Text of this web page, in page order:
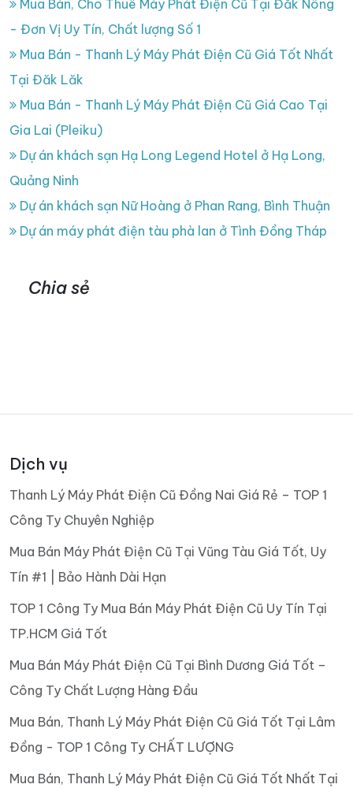
Mua Bán, Cho Thuê Máy Phát Điện Cũ Tại Đăk Nông
- Đơn Vị Uy Tín, Chất lượng Số 1
Mua Bán - Thanh Lý Máy Phát Điện Cũ Giá Tốt Nhất
Tại Đăk Lăk
Mua Bán - Thanh Lý Máy Phát Điện Cũ Giá Cao Tại
Gia Lai (Pleiku)
Dự án khách sạn Hạ Long Legend Hotel ở Hạ Long,
Quảng Ninh
Dự án khách sạn Nữ Hoàng ở Phan Rang, Bình Thuận
Dự án máy phát điện tàu phà lan ở Tình Đồng Tháp
Chia sẻ
Dịch vụ
Thanh Lý Máy Phát Điện Cũ Đồng Nai Giá Rẻ – TOP 1
Công Ty Chuyên Nghiệp
Mua Bán Máy Phát Điện Cũ Tại Vũng Tàu Giá Tốt, Uy
Tín #1 | Bảo Hành Dài Hạn
TOP 1 Công Ty Mua Bán Máy Phát Điện Cũ Uy Tín Tại
TP.HCM Giá Tốt
Mua Bán Máy Phát Điện Cũ Tại Bình Dương Giá Tốt –
Công Ty Chất Lượng Hàng Đầu
Mua Bán, Thanh Lý Máy Phát Điện Cũ Giá Tốt Tại Lâm
Đồng - TOP 1 Công Ty CHẤT LƯỢNG
Mua Bán, Thanh Lý Máy Phát Điện Cũ Giá Tốt Nhất Tại